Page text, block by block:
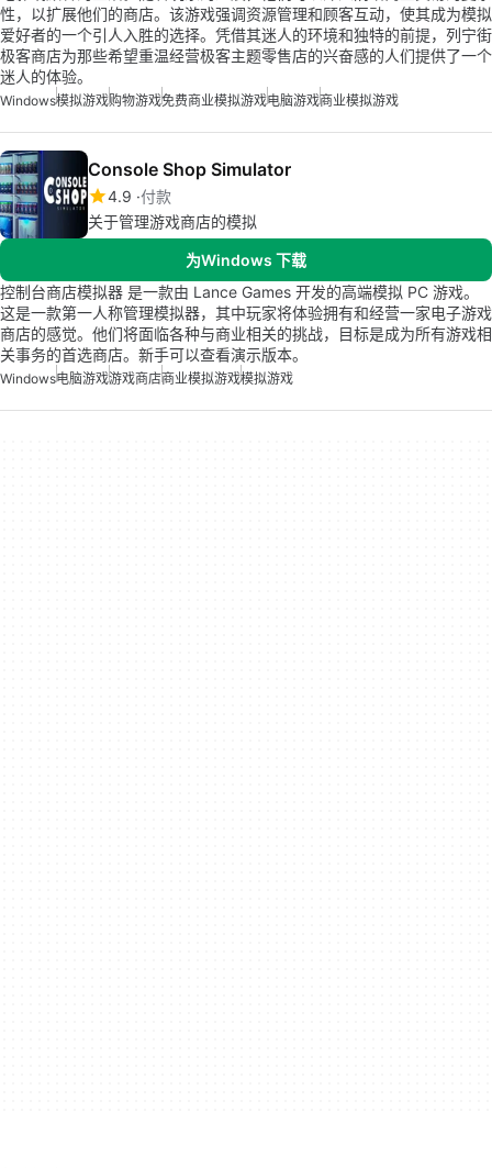
性，以扩展他们的商店。该游戏强调资源管理和顾客互动，使其成为模拟
爱好者的一个引人入胜的选择。凭借其迷人的环境和独特的前提，列宁街
极客商店为那些希望重温经营极客主题零售店的兴奋感的人们提供了一个
迷人的体验。
Windows模拟游戏购物游戏免费商业模拟游戏电脑游戏商业模拟游戏
Console Shop Simulator
4.9 付款
关于管理游戏商店的模拟
为Windows 下载
控制台商店模拟器 是一款由 Lance Games 开发的高端模拟 PC 游戏。
这是一款第一人称管理模拟器，其中玩家将体验拥有和经营一家电子游戏
商店的感觉。他们将面临各种与商业相关的挑战，目标是成为所有游戏相
关事务的首选商店。新手可以查看演示版本。
Windows电脑游戏游戏商店商业模拟游戏模拟游戏